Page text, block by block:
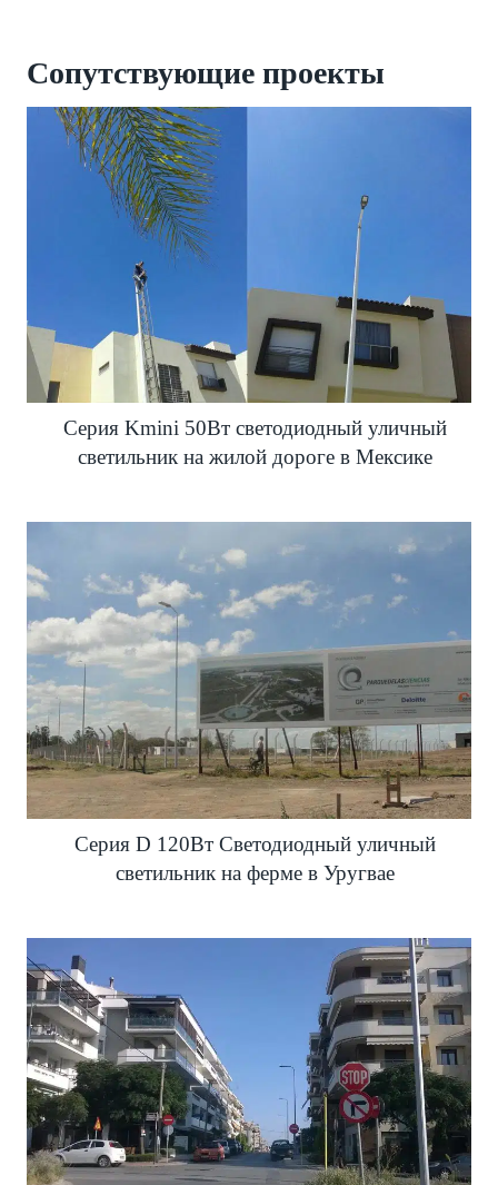
Сопутствующие проекты
Серия Kmini 50Вт светодиодный уличный
светильник на жилой дороге в Мексике
Серия D 120Вт Светодиодный уличный
светильник на ферме в Уругвае